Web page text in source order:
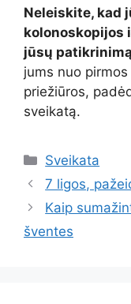
Neleiskite, kad
kolonoskopijos
jūsų patikrinimą
jums nuo
priežiūros,
sveikatą.
Kategorijos
Sveikata
7 ligos,
Kaip
šventes